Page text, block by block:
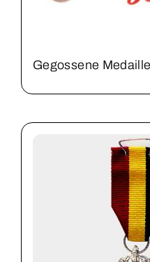
Gegossene